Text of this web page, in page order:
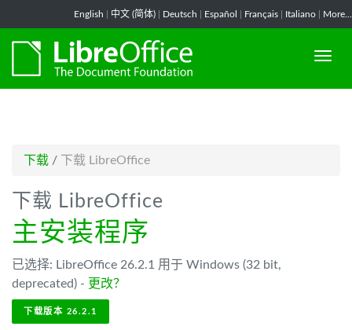
English 中文 (简体) Deutsch Español Français Italiano More...
下载 / 下载 LibreOffice
下载 LibreOffice
主安装程序
已选择: LibreOffice 26.2.1 用于 Windows (32 bit,
deprecated) - 更改？
下载版本 26.2.1